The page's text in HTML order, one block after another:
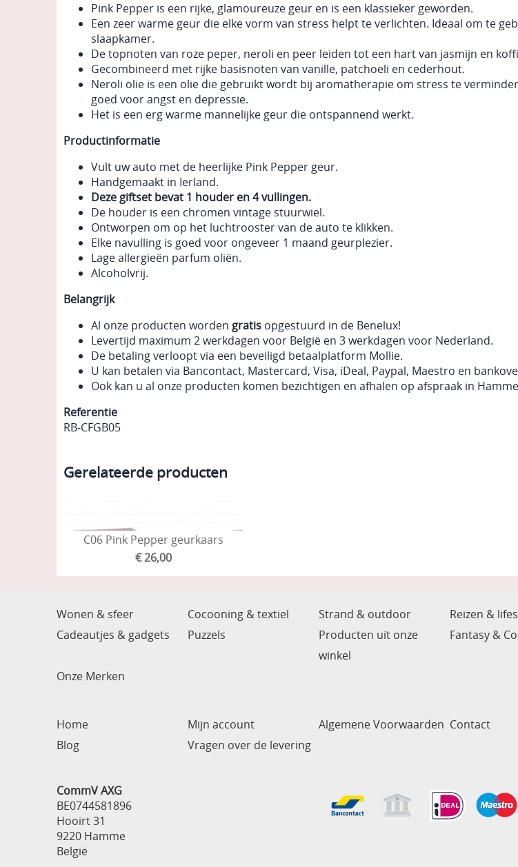
Pink Pepper is een rijke, glamoureuze geur en is een klassieker geworden.
Een zeer warme geur die elke vorm van stress helpt te verlichten. Ideaal om te
slaapkamer.
De topnoten van roze peper, neroli en peer leiden tot een hart van jasmijn en
Gecombineerd met rijke basisnoten van vanille, patchoeli en cederhout.
Neroli olie is een olie die gebruikt wordt bij aromatherapie om stress te
goed voor angst en depressie.
Het is een erg warme mannelijke geur die ontspannend werkt.
Productinformatie
Vult uw auto met de heerlijke Pink Pepper geur.
Handgemaakt in Ierland.
Deze giftset bevat 1 houder en 4 vullingen.
De houder is een chromen vintage stuurwiel.
Ontworpen om op het luchtrooster van de auto te klikken.
Elke navulling is goed voor ongeveer 1 maand geurplezier.
Lage allergieën parfum oliën.
Alcoholvrij.
Belangrijk
Al onze producten worden gratis opgestuurd in de Benelux!
Levertijd maximum 2 werkdagen voor België en 3 werkdagen voor Nederland.
De betaling verloopt via een beveiligd betaalplatform Mollie.
U kan betalen via Bancontact, Mastercard, Visa, iDeal, Paypal, Maestro en
Ook kan u al onze producten komen bezichtigen en afhalen op afspraak in
Referentie
RB-CFGB05
Gerelateerde producten
C06 Pink Pepper geurkaars
€ 26,00
Wonen & sfeer
Cocooning & textiel Strand & outdoor Reizen &
Cadeautjes & gadgets
Puzzels
Producten uit onze
winkel
Fantasy &
Onze Merken
Home Mijn account Algemene Voorwaarden Contact
Blog
Vragen over de levering
CommV AXG
BE0744581896
Hooirt 31
9220 Hamme
België